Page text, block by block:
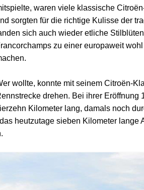
waren viele klassische
sorgten für die richtige Kulisse der
sich auch wieder etliche
zu einer europaweit
wollte, konnte mit seinem Citroën-
drehen. Bei ihrer Eröffnung
Kilometer lang, damals noch
heutzutage sieben Kilometer lange